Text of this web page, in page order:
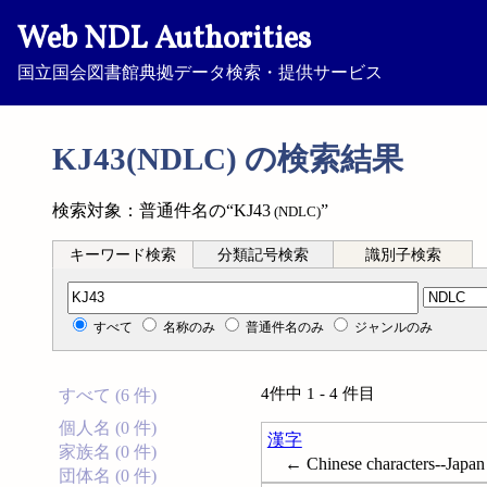
Web NDL Authorities
国立国会図書館典拠データ検索・提供サービス
KJ43(NDLC) の検索結果
検索対象：普通件名の“KJ43 (NDLC)”
キーワード検索 分類記号検索 識別子検索
分類記号検索
すべて 名称のみ 普通件名のみ ジャンルのみ
すべて (6 件)
個人名 (0 件)
家族名 (0 件)
団体名 (0 件)
4件中 1 - 4 件目
漢字
← Chinese characters--Japan